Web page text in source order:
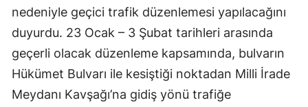
nedeniyle geçici trafik düzenlemesi yapılacağını
duyurdu. 23 Ocak – 3 Şubat tarihleri arasında
geçerli olacak düzenleme kapsamında, bulvarın
Hükümet Bulvarı ile kesiştiği noktadan Milli İrade
Meydanı Kavşağı’na gidiş yönü trafiğe